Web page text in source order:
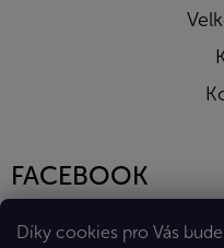
Díky cookies pro Vás
FACEBOOK